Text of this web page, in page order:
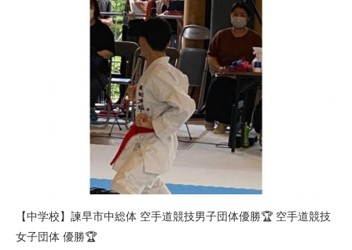
【中学校】諫早市中総体 空手道競技男子団体優勝🏆 空手道競技
女子団体 優勝🏆